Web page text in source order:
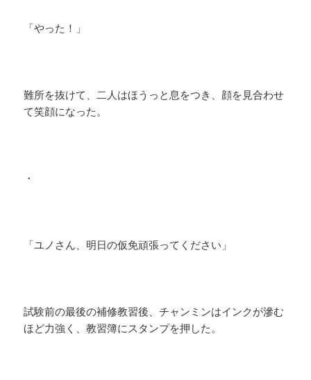
「やった！」
難所を抜けて、二人はほうっと息をつき、顔を見合わせ
て笑顔になった。
・
「ユノさん、明日の仮免頑張ってください」
試験前の最後の補修教習後、チャンミンはインクが滲む
ほど力強く、教習簿にスタンプを押した。